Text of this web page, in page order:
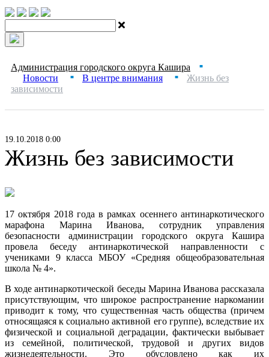
Администрация городского округа Кашира ■
Новости ■ В центре внимания ■
Жизнь без
зависимости
19.10.2018 0:00
Жизнь без зависимости
17 октября 2018 года в рамках осеннего антинаркотического
марафона Марина Иванова, сотрудник управления
безопасности администрации городского округа Кашира
провела беседу антинаркотической направленности с
учениками 9 класса МБОУ «Средняя общеобразовательная
школа № 4».
В ходе антинаркотической беседы Марина Иванова рассказала
присутствующим, что широкое распространение наркомании
приводит к тому, что существенная часть общества (причем
относящаяся к социально активной его группе), вследствие их
физической и социальной деградации, фактически выбывает
из семейной, политической, трудовой и других видов
жизнедеятельности. Это обусловлено как их